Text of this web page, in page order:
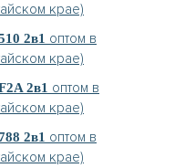
крае)
2в1 оптом в
крае)
2в1 оптом в
крае)
2в1 оптом в
крае)